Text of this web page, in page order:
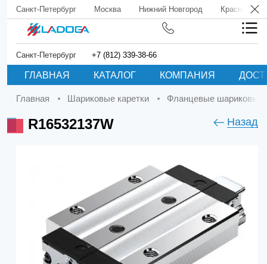
Санкт-Петербург Москва Нижний Новгород Краснодар
Санкт-Петербург +7 (812) 339-38-66
ГЛАВНАЯ КАТАЛОГ КОМПАНИЯ
Главная Шариковые каретки Фланцевые шариковые
R16532137W Назад